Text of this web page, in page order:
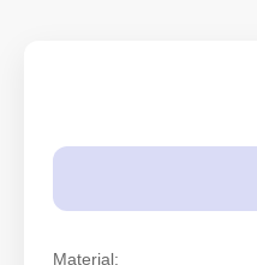
Material: